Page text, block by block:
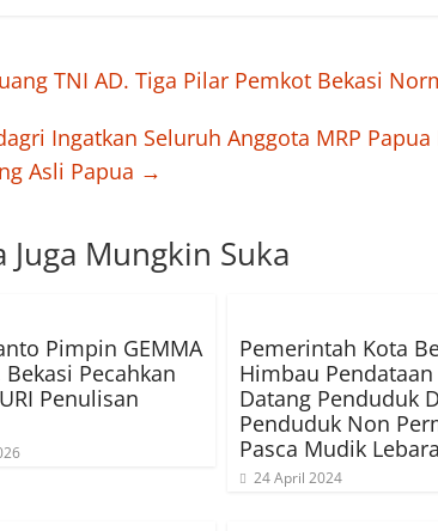
TNI AD. Tiga Pilar Pemkot Bekasi
Ingatkan Seluruh Anggota MRP
Asli Papua →
Juga Mungkin Suka
Pimpin GEMMA
Bekasi Pecahkan
Penulisan
Pemerintah Kota
Himbau
Datang Penduduk
Penduduk Non
Pasca Mudik
24 April 2024